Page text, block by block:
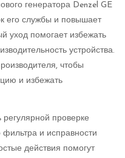
генератора Denzel GE
его службы и повышает
уход помогает избежать
устройства.
чтобы
и избежать
проверке
фильтра и исправности
действия помогут